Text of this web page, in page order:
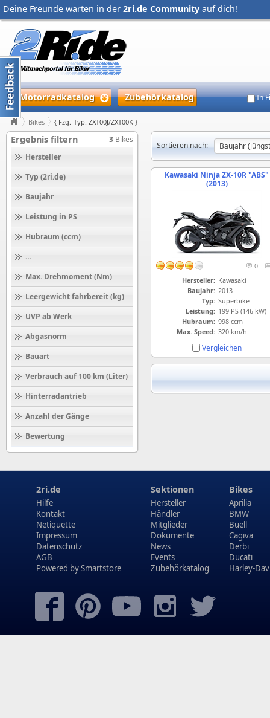
Deine Freunde warten in der 2ri.de Community auf dich!
Motorradkatalog Zubehörkatalog In
Bikes { Fzg.-Typ: ZXT00J/ZXT00K }
Ergebnis filtern 3 Bikes
Hersteller
Typ (2ri.de)
Baujahr
Leistung in PS
Hubraum (ccm)
Höchstgeschwindigkeit (km/h)
Max. Drehmoment (Nm)
Leergewicht fahrbereit (kg)
UVP ab Werk
Abgasnorm
Bauart
Verbrauch auf 100 km (Liter)
Hinterradantrieb
Anzahl der Gänge
Bewertung
Sortieren nach:
Kawasaki Ninja ZX-10R "ABS"
(2013)
0
Hersteller: Kawasaki
Baujahr: 2013
Typ: Superbike
Leistung: 199 PS (146 kW)
Hubraum: 998 ccm
Max. Speed: 320 km/h
Vergleichen
2ri.de
Hilfe
Kontakt
Netiquette
Impressum
Datenschutz
AGB
Powered bySmartstore
Sektionen
Hersteller
Händler
Mitglieder
Dokumente
News
Events
Zubehörkatalog
Bikes
Aprilia
BMW
Buell
Cagiva
Derbi
Ducati
Harley-